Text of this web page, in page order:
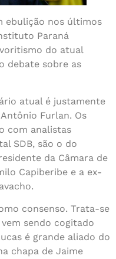
ebulição nos últimos
Paraná
do atual
debate sobre as
atual é justamente
Furlan. Os
com analistas
SDB, são o do
da Câmara de
Capiberibe e a ex-
consenso. Trata-se
sendo cogitado
é grande aliado do
chapa de Jaime